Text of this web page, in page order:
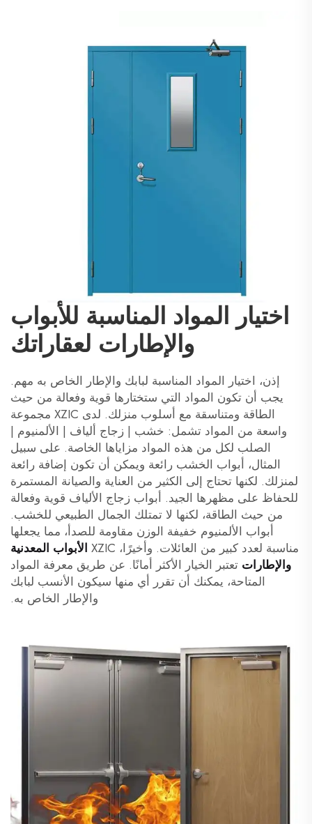
اختيار المواد المناسبة للأبواب
والإطارات لعقاراتك
إذن، اختيار المواد المناسبة لبابك والإطار الخاص به مهم.
يجب أن تكون المواد التي ستختارها قوية وفعالة من حيث
الطاقة ومتناسقة مع أسلوب منزلك. لدى XZIC مجموعة
واسعة من المواد تشمل: خشب | زجاج ألياف | الألمنيوم |
الصلب لكل من هذه المواد مزاياها الخاصة. على سبيل
المثال، أبواب الخشب رائعة ويمكن أن تكون إضافة رائعة
لمنزلك. لكنها تحتاج إلى الكثير من العناية والصيانة المستمرة
للحفاظ على مظهرها الجيد. أبواب زجاج الألياف قوية وفعالة
من حيث الطاقة، لكنها لا تمتلك الجمال الطبيعي للخشب.
أبواب الألمنيوم خفيفة الوزن مقاومة للصدأ، مما يجعلها
مناسبة لعدد كبير من العائلات. وأخيرًا، XZIC
الأبواب المعدنية
والإطارات تعتبر الخيار الأكثر أمانًا. عن طريق معرفة المواد
المتاحة، يمكنك أن تقرر أي منها سيكون الأنسب لبابك
والإطار الخاص به.